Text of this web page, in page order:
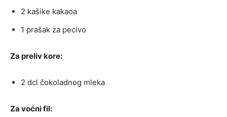
2 kašike kakaoa
1 prašak za pecivo
Za preliv kore:
2 dcl čokoladnog mleka
Za voćni fil: